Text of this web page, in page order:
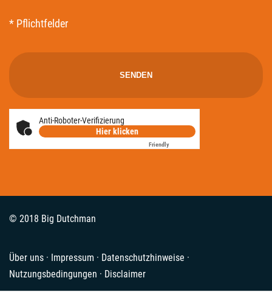
* Pflichtfelder
Anti-Roboter-Verifizierung
Hier klicken
FriendlyCaptcha ⇗
© 2018 Big Dutchman
Über uns · Impressum · Datenschutzhinweise ·
Nutzungsbedingungen · Disclaimer